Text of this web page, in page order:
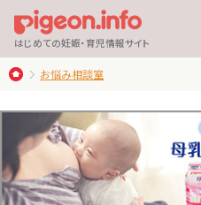
はじめての妊娠・育児情報サイト
お悩み相談室